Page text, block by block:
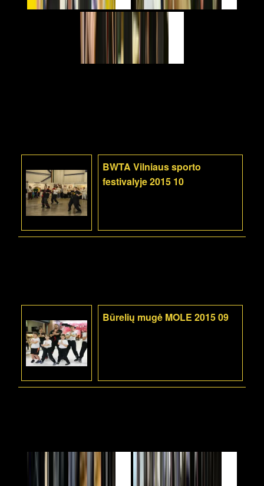
BWTA Vilniaus sporto
festivalyje 2015 10
Būrelių mugė MOLE 2015 09